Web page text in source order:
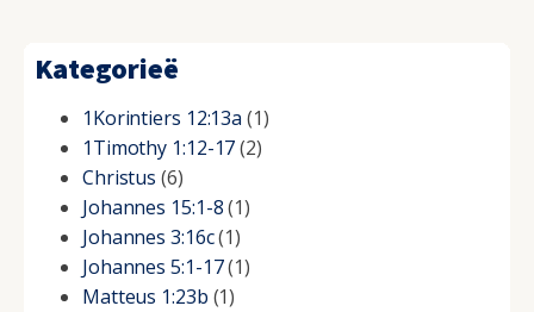
Kategorieë
1Korintiers 12:13a (1)
1Timothy 1:12-17(2)
Christus (6)
Johannes 15:1-8(1)
Johannes 3:16c(1)
Johannes 5:1-17(1)
Matteus 1:23b (1)